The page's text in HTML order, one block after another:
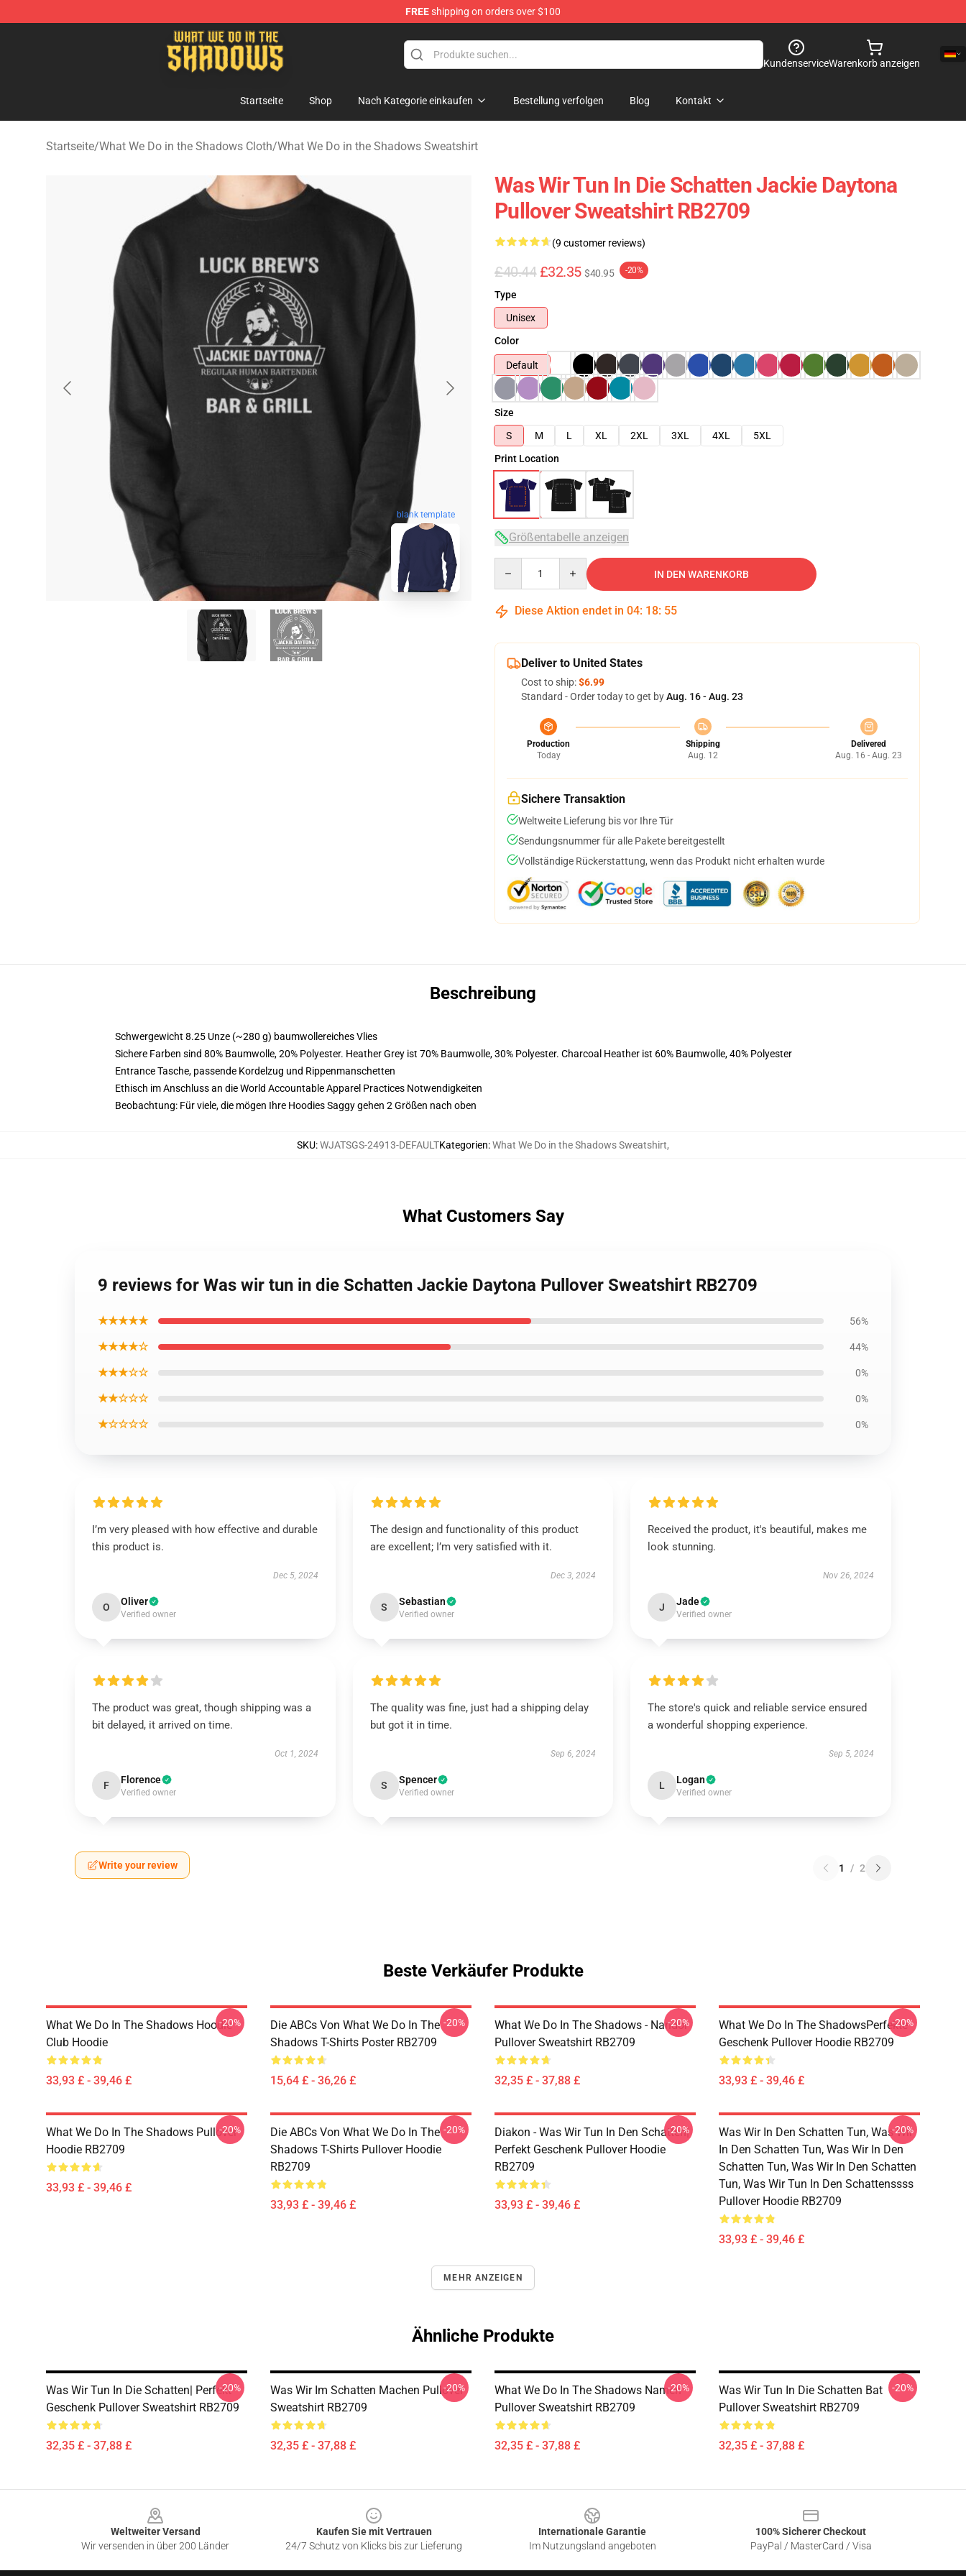
FREEshipping on orders over $100
What We Do in the Shadows Shop - Official What We Do in the Shadows Merchandise Store
KundenserviceWarenkorb anzeigen
Startseite Shop Nach Kategorie einkaufen Bestellung verfolgen Blog Kontakt
Startseite/What We Do in the Shadows Cloth/What We Do in the Shadows Sweatshirt
blank template
Was Wir Tun In Die Schatten Jackie Daytona
Pullover Sweatshirt RB2709
(9 customer reviews)
£40.44 £32.35 $40.95 -20%
Type
Unisex
Color
Default
Size
S
M L XL 2XL 3XL 4XL
5XL
Print Location
Größentabelle anzeigen
IN DEN WARENKORB
Diese Aktion endet in 04: 18: 54
Deliver to United States
Cost to ship:$6.99
Standard - Order today to get byAug. 16 - Aug. 23
Production
Today
Shipping
Aug. 12
Delivered
Aug. 16 - Aug. 23
Sichere Transaktion
Weltweite Lieferung bis vor Ihre Tür
Sendungsnummer für alle Pakete bereitgestellt
Vollständige Rückerstattung, wenn das Produkt nicht erhalten wurde
Beschreibung
Schwergewicht 8.25 Unze (~280 g) baumwollereiches Vlies
Sichere Farben sind 80% Baumwolle, 20% Polyester. Heather Grey ist 70% Baumwolle, 30% Polyester. Charcoal Heather ist 60% Baumwolle, 40% Polyester
Entrance Tasche, passende Kordelzug und Rippenmanschetten
Ethisch im Anschluss an die World Accountable Apparel Practices Notwendigkeiten
Beobachtung: Für viele, die mögen Ihre Hoodies Saggy gehen 2 Größen nach oben
SKU:WJATSGS-24913-DEFAULTKategorien:What We Do in the Shadows Sweatshirt,
What Customers Say
9 reviews for Was wir tun in die Schatten Jackie Daytona Pullover Sweatshirt RB2709
★★★★★ 56%
★★★★☆ 44%
★★★☆☆ 0%
★★☆☆☆ 0%
★☆☆☆☆ 0%
I’m very pleased with how effective and durable
this product is.
Dec 5, 2024
O Oliver
Verified owner
The design and functionality of this product
are excellent; I’m very satisfied with it.
Dec 3, 2024
S Sebastian
Verified owner
Received the product, it's beautiful, makes me
look stunning.
Nov 26, 2024
J Jade
Verified owner
The product was great, though shipping was a
bit delayed, it arrived on time.
Oct 1, 2024
F Florence
Verified owner
The quality was fine, just had a shipping delay
but got it in time.
Sep 6, 2024
S Spencer
Verified owner
The store's quick and reliable service ensured
a wonderful shopping experience.
Sep 5, 2024
L Logan
Verified owner
Write your review 1 / 2
Beste Verkäufer Produkte
What We Do In The Shadows Hoodie
Club Hoodie
33,93 £ - 39,46 £
-20%
Die ABCs Von What We Do In The
Shadows T-Shirts Poster RB2709
15,64 £ - 36,26 £
-20%
What We Do In The Shadows - Nandor
Pullover Sweatshirt RB2709
32,35 £ - 37,88 £
-20%
What We Do In The ShadowsPerfekte
Geschenk Pullover Hoodie RB2709
33,93 £ - 39,46 £
-20%
What We Do In The Shadows Pullover
Hoodie RB2709
33,93 £ - 39,46 £
-20%
Die ABCs Von What We Do In The
Shadows T-Shirts Pullover Hoodie
RB2709
33,93 £ - 39,46 £
-20%
Diakon - Was Wir Tun In Den Schatten|
Perfekt Geschenk Pullover Hoodie
RB2709
33,93 £ - 39,46 £
-20%
Was Wir In Den Schatten Tun, Was Wir
In Den Schatten Tun, Was Wir In Den
Schatten Tun, Was Wir In Den Schatten
Tun, Was Wir Tun In Den Schattenssss
Pullover Hoodie RB2709
33,93 £ - 39,46 £
-20%
MEHR ANZEIGEN
Ähnliche Produkte
Was Wir Tun In Die Schatten| Perfekt
Geschenk Pullover Sweatshirt RB2709
32,35 £ - 37,88 £
-20%
Was Wir Im Schatten Machen Pullover
Sweatshirt RB2709
32,35 £ - 37,88 £
-20%
What We Do In The Shadows Namen
Pullover Sweatshirt RB2709
32,35 £ - 37,88 £
-20%
Was Wir Tun In Die Schatten Bat
Pullover Sweatshirt RB2709
32,35 £ - 37,88 £
-20%
Weltweiter Versand
Wir versenden in über 200 Länder
Kaufen Sie mit Vertrauen
24/7 Schutz von Klicks bis zur Lieferung
Internationale Garantie
Im Nutzungsland angeboten
100% Sicherer Checkout
PayPal / MasterCard / Visa